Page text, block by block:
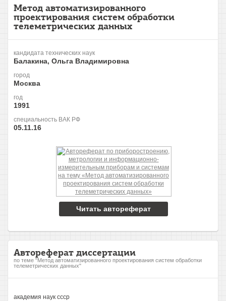
Метод автоматизированного
проектирования систем обработки
телеметрических данных
кандидата технических наук
Балакина, Ольга Владимировна
город
Москва
год
1991
специальность ВАК РФ
05.11.16
Читать автореферат
Автореферат диссертации
по теме "Метод автоматизированного проектирования систем обработки
телеметрических данных"
академия наук ссср